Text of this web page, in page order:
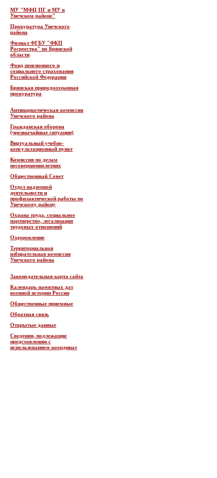
МУ "МФЦ ПГ и МУ в
Унечском районе"
Прокуратура Унечского
района
Филиал ФГБУ "ФКП
Росреестра" по Брянской
области
Фонд пенсионного и
социального страхования
Российской Федерации
Брянская природоохранная
прокуратура
Антинаркотическая комиссия
Унечского района
Гражданская оборона
(чрезвычайные ситуации)
Виртуальный учебно-
консультационный пункт
Комиссия по делам
несовершеннолетних
Общественный Совет
Отдел надзорной
деятельности и
профилактической работы по
Унечскому району
Охрана труда, социальное
партнерство, легализация
трудовых отношений
Оздоровление
Территориальная
избирательная комиссия
Унечского района
Законодательная карта сайта
Календарь памятных дат
военной истории России
Общественные приемные
Обратная связь
Открытые данные
Сведения, подлежащие
представлению с
использованием координат